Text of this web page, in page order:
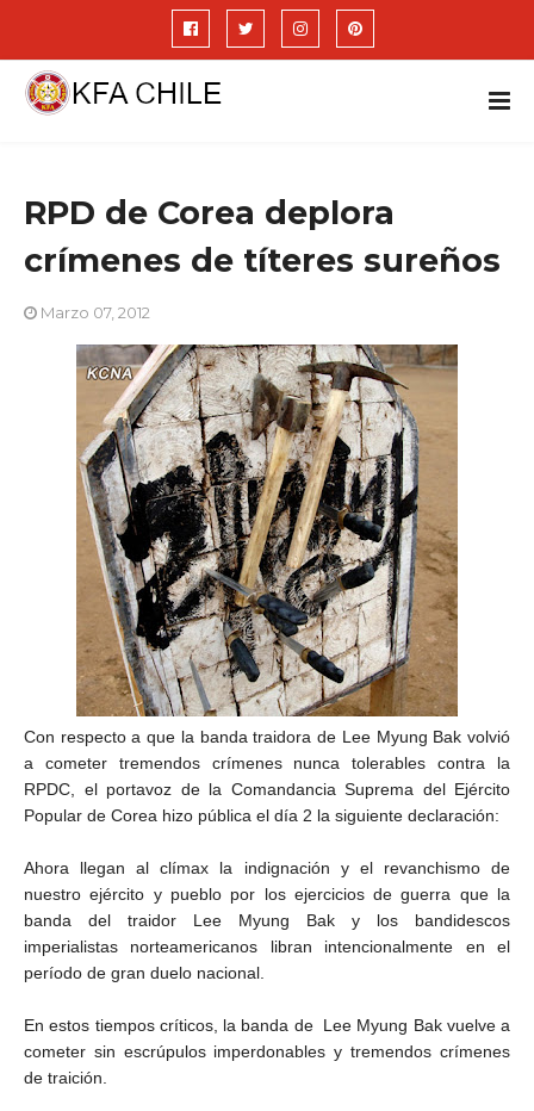
RPD de Corea deplora
crímenes de títeres sureños
Marzo 07, 2012
Con respecto a que la banda traidora de Lee Myung Bak volvió
a cometer tremendos crímenes nunca tolerables contra la
RPDC, el portavoz de la Comandancia Suprema del Ejército
Popular de Corea hizo pública el día 2 la siguiente declaración:
Ahora llegan al clímax la indignación y el revanchismo de
nuestro ejército y pueblo por los ejercicios de guerra que la
banda del traidor Lee Myung Bak y los bandidescos
imperialistas norteamericanos libran intencionalmente en el
período de gran duelo nacional.
En estos tiempos críticos, la banda de Lee Myung Bak vuelve a
cometer sin escrúpulos imperdonables y tremendos crímenes
de traición.